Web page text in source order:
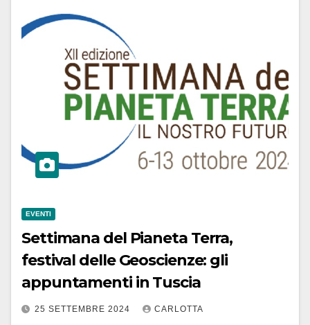
EVENTI
Settimana del Pianeta Terra,
festival delle Geoscienze: gli
appuntamenti in Tuscia
25 SETTEMBRE 2024 CARLOTTA